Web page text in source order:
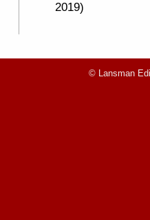
2019)
© Lansman